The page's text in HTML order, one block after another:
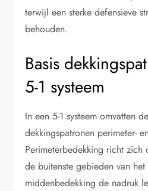
terwijl een sterke defensieve
behouden.
Basis
5-1 systeem
In een 5-1 systeem omvatten
dekkingspatronen perimeter-
Perimeterbedekking richt
de buitenste gebieden van
middenbedekking de nadruk